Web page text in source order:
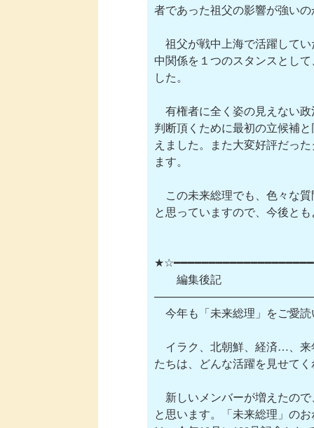
者であった祖父の影響が強い
祖父が戦中上海で活躍してい
中関係を１つのスタンスとし
した。
有権者に全く姿の見えない政
判断頂くために最初の立候補
えました。また大変好評だっ
ます。
この未来総理でも、色々な質
と思っていますので、今後と
編集後記　　  　　　　　　
今年も「未来総理」をご愛読
イラク、北朝鮮、経済…、来
たちは、どんな活躍を見せて
新しいメンバーが増えたので
と思います。「未来総理」の